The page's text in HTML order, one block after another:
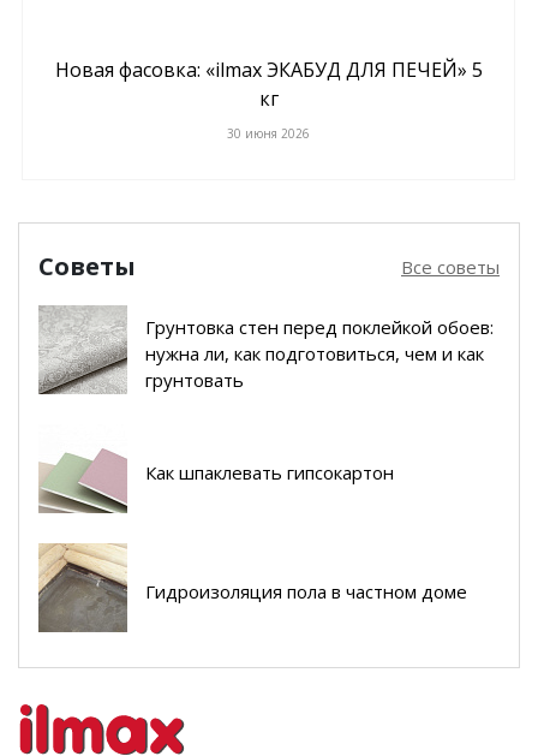
Новая фасовка: «ilmax ЭКАБУД ДЛЯ ПЕЧЕЙ» 5
кг
30 июня 2026
Советы Все советы
Грунтовка стен перед поклейкой обоев:
нужна ли, как подготовиться, чем и как
грунтовать
Как шпаклевать гипсокартон
Гидроизоляция пола в частном доме